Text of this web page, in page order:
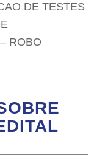
DE TESTES
ROBO